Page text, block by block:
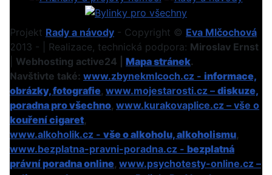
Projekt Rady a návody - Copyright © Eva Mlčochová
2013 - | Realizace, technická podpora: Miroslav Ernst
Webhosting active24 | Mapa stránek.
Navštivte také: www.zbynekmlcoch.cz - informace,
obrázky, fotografie, www.mojestarosti.cz – diskuze,
poradna pro všechno, www.kurakovaplice.cz – vše o
kouření cigaret,
www.alkoholik.cz - vše o alkoholu, alkoholismu,
www.bezplatna-pravni-poradna.cz - bezplatná
právní poradna online, www.psychotesty-online.cz –